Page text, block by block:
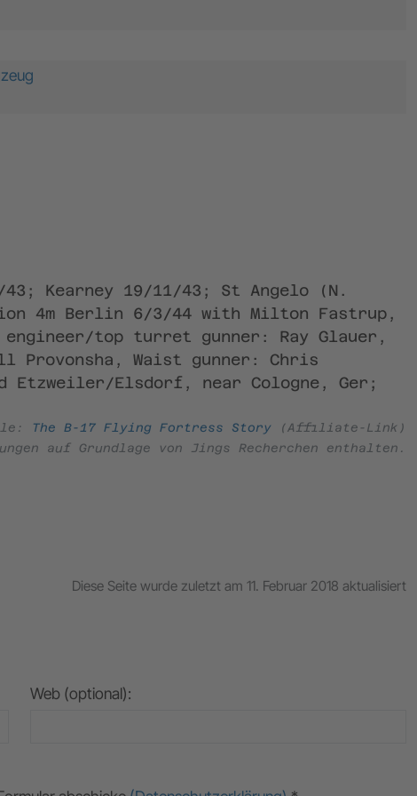
Kearney 19/11/43; St Angelo (N.
4m Berlin 6/3/44 with Milton Fastrup,
top turret gunner: Ray Glauer,
Waist gunner: Chris
Etzweiler/Elsdorf, near Cologne, Ger;
The B-17 Flying Fortress Story (Affiliate-Link)
auf Grundlage von Jings Recherchen enthalten.
Diese Seite wurde zuletzt am 11. Februar 2018 aktualisiert
Web (optional):